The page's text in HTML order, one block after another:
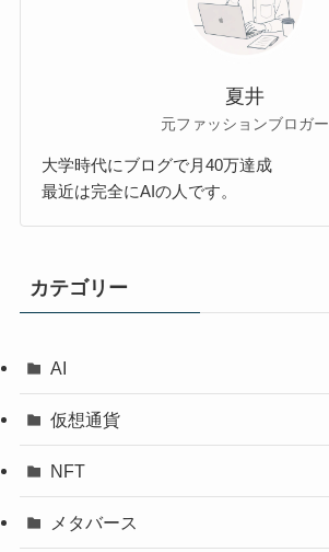
夏井
元ファッションブロガー
大学時代にブログで月40万達成
最近は完全にAIの人です。
カテゴリー
AI
仮想通貨
NFT
メタバース